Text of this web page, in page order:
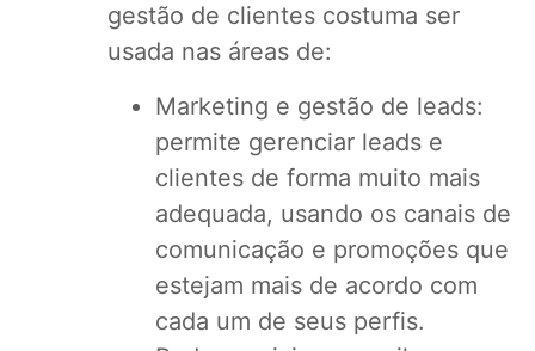
gestão de clientes costuma ser
usada nas áreas de:
Marketing e gestão de leads:
permite gerenciar leads e
clientes de forma muito mais
adequada, usando os canais de
comunicação e promoções que
estejam mais de acordo com
cada um de seus perfis.